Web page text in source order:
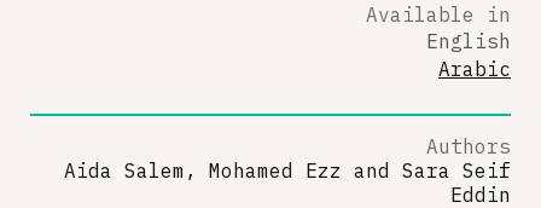
Available in
English
Arabic
Authors
Aida Salem, Mohamed Ezz and Sara Seif
Eddin